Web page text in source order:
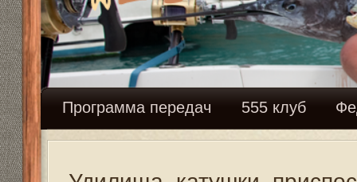
Программа передач 555 клуб Федерация
Удилища, катушки, приспособления
Модератор: Mikhalich